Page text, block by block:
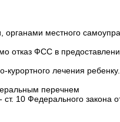
органами местного
отказ ФСС в
лечения ребенку.
перечнем
10 Федерального закона